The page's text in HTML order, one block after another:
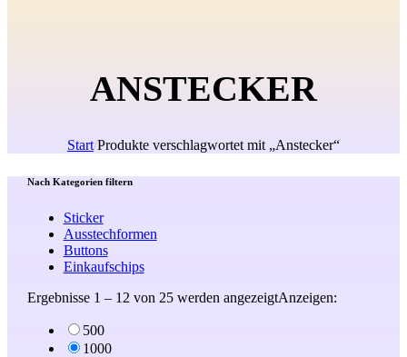
ANSTECKER
Start/Produkte verschlagwortet mit „Anstecker“
Nach Kategorien filtern
Sticker
Ausstechformen
Buttons
Einkaufschips
Ergebnisse 1 – 12 von 25 werden angezeigtNach
Anzeigen:
500
1000